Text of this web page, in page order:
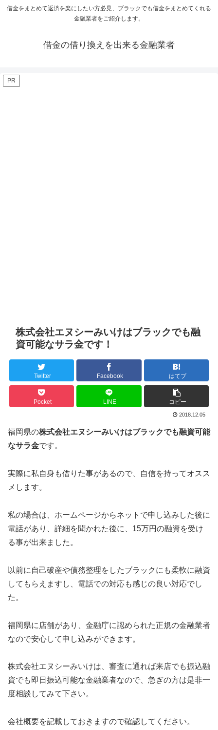
借金をまとめて返済を楽にしたい方必見、ブラックでも借金をまとめてくれる
金融業者をご紹介します。
借金の借り換えを出来る金融業者
PR
株式会社エヌシーみいけはブラックでも融
資可能なサラ金です！
Twitter Facebook はてブ
Pocket LINE コピー
2018.12.05
福岡県の株式会社エヌシーみいけはブラックでも融資可能
なサラ金です。
実際に私自身も借りた事があるので、自信を持ってオスス
メします。
私の場合は、ホームページからネットで申し込みした後に
電話があり、詳細を聞かれた後に、15万円の融資を受け
る事が出来ました。
以前に自己破産や債務整理をしたブラックにも柔軟に融資
してもらえますし、電話での対応も感じの良い対応でし
た。
福岡県に店舗があり、金融庁に認められた正規の金融業者
なので安心して申し込みができます。
株式会社エヌシーみいけは、審査に通れば来店でも振込融
資でも即日振込可能な金融業者なので、急ぎの方は是非一
度相談してみて下さい。
会社概要を記載しておきますので確認してください。